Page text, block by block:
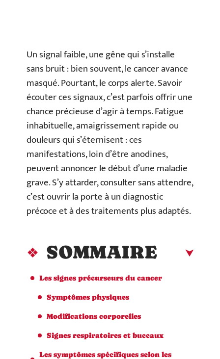
Un signal faible, une gêne qui s’installe
sans bruit : bien souvent, le cancer avance
masqué. Pourtant, le corps alerte. Savoir
écouter ces signaux, c’est parfois offrir une
chance précieuse d’agir à temps. Fatigue
inhabituelle, amaigrissement rapide ou
douleurs qui s’éternisent : ces
manifestations, loin d’être anodines,
peuvent annoncer le début d’une maladie
grave. S’y attarder, consulter sans attendre,
c’est ouvrir la porte à un diagnostic
précoce et à des traitements plus adaptés.
SOMMAIRE
Les signes précurseurs du cancer
Symptômes physiques
Modifications corporelles
Signes respiratoires et buccaux
Les symptômes spécifiques selon les